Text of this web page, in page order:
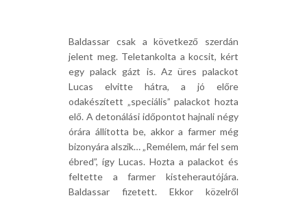
Baldassar csak a következő szerdán
jelent meg. Teletankolta a kocsit, kért
egy palack gázt is. Az üres palackot
Lucas elvitte hátra, a jó előre
odakészített „speciális” palackot hozta
elő. A detonálási időpontot hajnali négy
órára állította be, akkor a farmer még
bizonyára alszik… „Remélem, már fel sem
ébred”, így Lucas. Hozta a palackot és
feltette a farmer kisteherautójára.
Baldassar fizetett. Ekkor közelről